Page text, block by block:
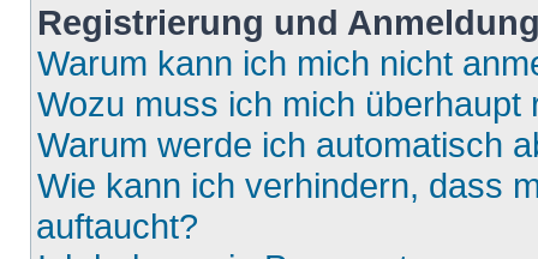
Registrierung und
Warum kann ich mich nicht
Wozu muss ich mich überhaupt
Warum werde ich automatisch
Wie kann ich verhindern, dass
auftaucht?